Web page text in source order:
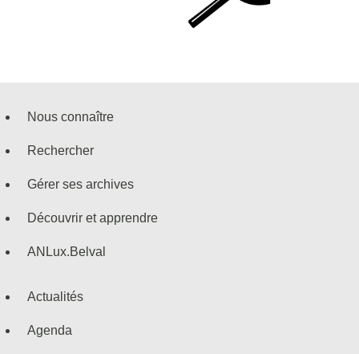
Menu
de
navigation
Nous connaître
Rechercher
Gérer ses archives
Découvrir et apprendre
ANLux.Belval
Actualités
Agenda